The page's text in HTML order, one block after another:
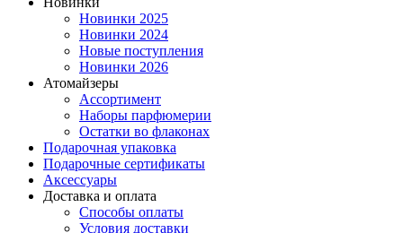
Новинки 2025
Новинки 2024
Новые поступления
Новинки 2026
Атомайзеры
Ассортимент
Наборы парфюмерии
Остатки во флаконах
Подарочная упаковка
Подарочные сертификаты
Аксессуары
Доставка и оплата
Способы оплаты
Условия доставки